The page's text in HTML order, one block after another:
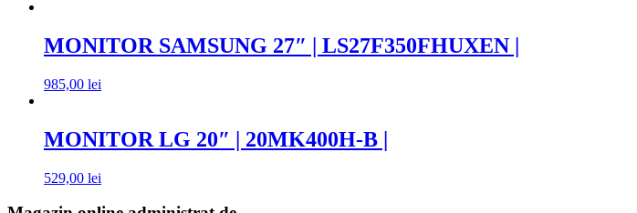
MONITOR SAMSUNG 27″ | LS27F350FHUXEN |
985,00 lei
MONITOR LG 20″ | 20MK400H-B |
529,00 lei